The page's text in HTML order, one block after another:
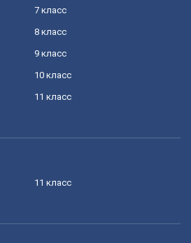
7 класс
8 класс
9 класс
10 класс
11 класс
11 класс